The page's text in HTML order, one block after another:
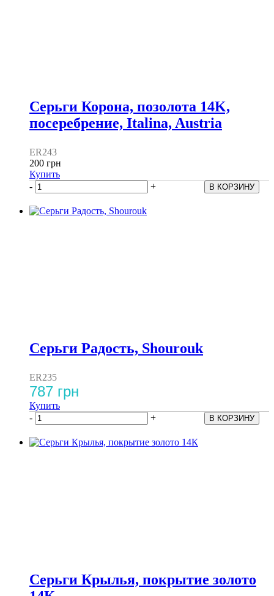
Серьги Корона, позолота 14K,
посеребрение, Italina, Austria
ER243
200 грн
Купить
-
+
Серьги Радость, Shourouk
ER235
787 грн
Купить
-
+
Серьги Крылья, покрытие золото